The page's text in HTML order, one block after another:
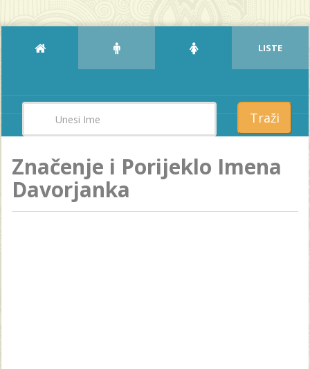
LISTE
Traži
Značenje i Porijeklo Imena
Davorjanka